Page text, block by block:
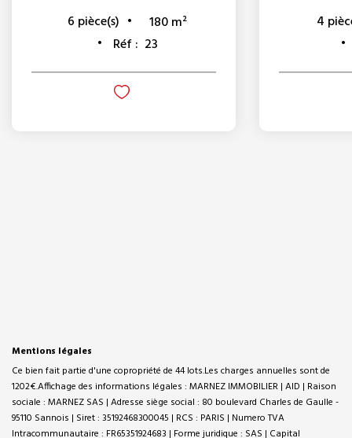
6 pièce(s) 180m²
Réf : 23
4
Mentions légales
Ce bien fait partie d'une copropriété de 44 lots.Les charges annuelles sont de
1202€.Affichage des informations légales : MARNEZ IMMOBILIER | AID | Raison
sociale : MARNEZ SAS | Adresse siège social : 80 boulevard Charles de Gaulle -
95110 Sannois | Siret : 35192468300045 | RCS : PARIS | Numero TVA
Intracommunautaire : FR65351924683 | Forme juridique : SAS | Capital